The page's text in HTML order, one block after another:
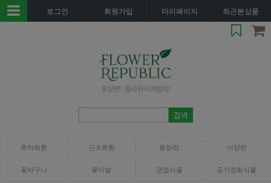
로그인 회원가입 마이페이지 최근본상품
축하화환 근조화환 동양란 서양란
꽃바구니 꽃다발 관엽식물 공기정화식물